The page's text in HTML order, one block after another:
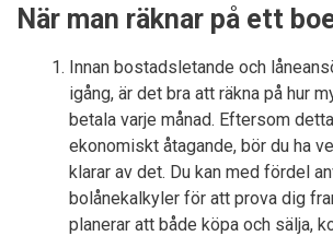
När man räknar på ett
Innan bostadsletande och
igång, är det bra att räkna på hur
betala varje månad. Eftersom
ekonomiskt åtagande, bör du ha
klarar av det. Du kan med fördel
bolånekalkyler för att prova dig
planerar att både köpa och sälja,